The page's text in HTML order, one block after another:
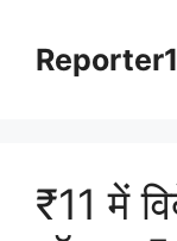
content
₹11 में